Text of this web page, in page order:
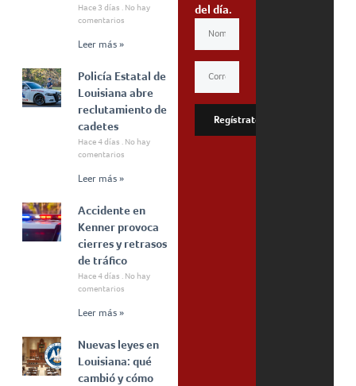
Hace 3 días
No hay
comentarios
Leer más »
Policía Estatal de
Louisiana abre
reclutamiento de
cadetes
Hace 4 días
No hay
comentarios
Leer más »
Accidente en
Kenner provoca
cierres y retrasos
de tráfico
Hace 4 días
No hay
comentarios
Leer más »
Nuevas leyes en
Louisiana: qué
cambió y cómo
del día.
Regístrate